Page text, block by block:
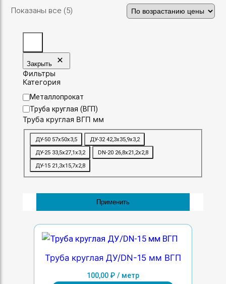
Показаны все (5)
Закрыть
Фильтры
Категория
К
а
т
е
Металлопрокат
Труба круглая (ВГП)
Труба круглая ВГП мм
р
у
б
а
ДУ-50 57х50х3,5 ДУ-32 42,3х35,9х3,2
ДУ-25 33,5х27,1х3,2 DN-20 26,8х21,2х2,8
ДУ-15 21,3х15,7х2,8
Применить
Труба круглая ДУ/DN-15 мм ВГП
100,00 ₽ / метр